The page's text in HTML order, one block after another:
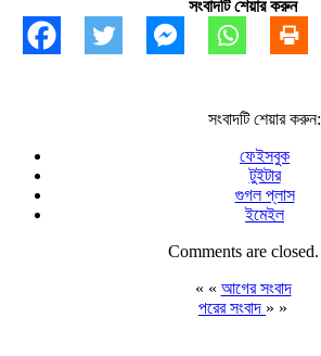
সংবাদটি শেয়ার করুন
সংবাদটি শেয়ার করুন:
ফেইসবুক
টুইটার
গুগল প্লাস
ইমেইল
Comments are closed.
« « আগের সংবাদ
পরের সংবাদ » »